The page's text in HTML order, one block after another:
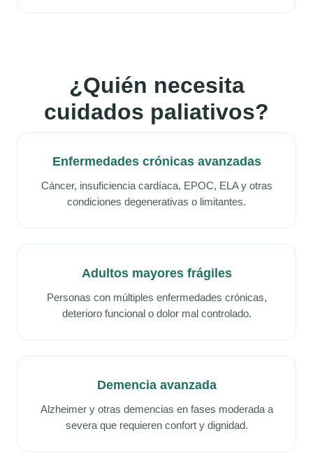
¿Quién necesita
cuidados paliativos?
Enfermedades crónicas avanzadas
Cáncer, insuficiencia cardíaca, EPOC, ELA y otras
condiciones degenerativas o limitantes.
Adultos mayores frágiles
Personas con múltiples enfermedades crónicas,
deterioro funcional o dolor mal controlado.
Demencia avanzada
Alzheimer y otras demencias en fases moderada a
severa que requieren confort y dignidad.